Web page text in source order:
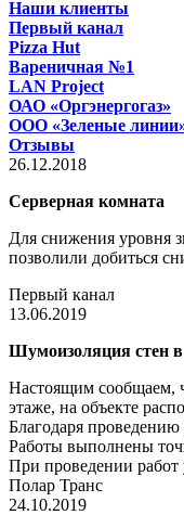
Наши клиенты
Первый канал
Pizza Hut
Вареничная №1
LAN Project
ОАО «Оргэнергогаз»
ООО «Зеленые
Отзывы
26.12.2018
Серверная комната
Для снижения уровня
позволили добиться
Первый канал
13.06.2019
Шумоизоляция стен
Настоящим сообщаем,
этаже, на объекте
Благодаря проведению
Работы выполнены
При проведении работ
Полар Транс
24.10.2019